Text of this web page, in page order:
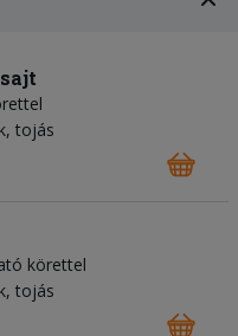
tojás
körettel
tojás